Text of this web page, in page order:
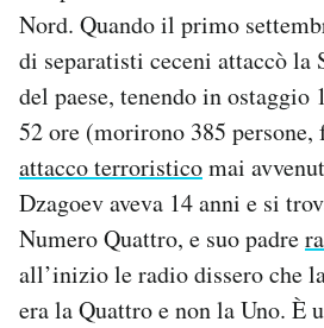
Nord. Quando il primo
di separatisti ceceni attaccò la
del paese, tenendo in ostaggio
52 ore (morirono 385 persone,
attacco terroristicomai
Dzagoev aveva 14 anni e si
Numero Quattro, e suo padre
all’inizio le radio dissero che
era la Quattro e non la Uno. È